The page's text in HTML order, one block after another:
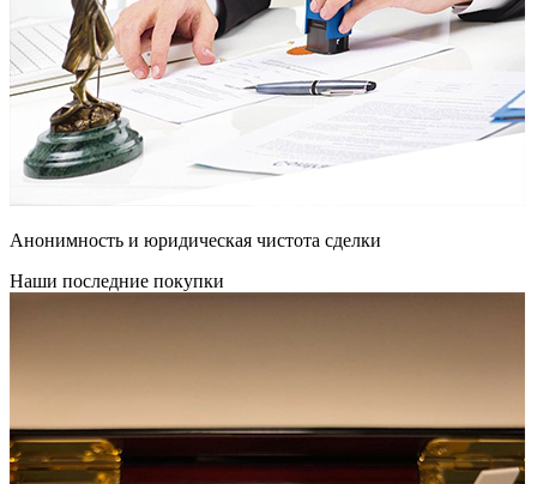
Анонимность и юридическая чистота сделки
Наши последние покупки